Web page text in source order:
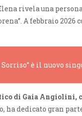
rivela una
A febbraio
è il nuovo
di Gaia Angiolini,
dedicato gran